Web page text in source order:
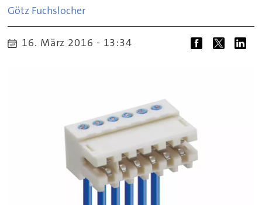
Götz Fuchslocher
16. März 2016 - 13:34